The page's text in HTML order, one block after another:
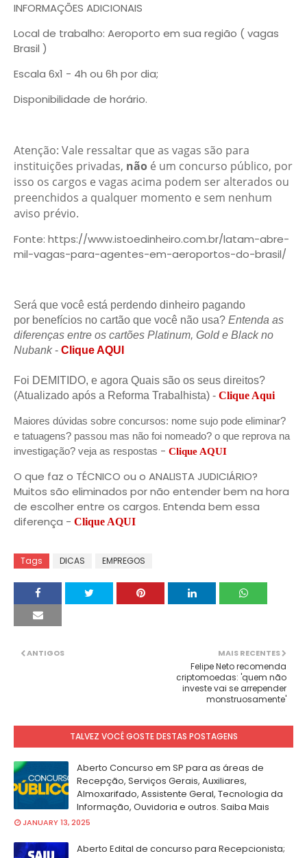
INFORMAÇÕES ADICIONAIS
Local de trabalho: Aeroporto em sua região ( vagas
Brasil )
Escala 6x1 - 4h ou 6h por dia;
Disponibilidade de horário.
Atenção: Vale ressaltar que as vagas são para
instituições privadas, não é um concurso público, por
isso os cargos e vagas acima podem ser alterados ou
preenchidos a qualquer momento e sem nenhum
aviso prévio.
Fonte: https://www.istoedinheiro.com.br/latam-abre-
mil-vagas-para-agentes-em-aeroportos-do-brasil/
Será que você está perdendo dinheiro pagando
por benefícios no cartão que você não usa? Entenda as
diferenças entre os cartões Platinum, Gold e Black no
Nubank- Clique AQUI
Foi DEMITIDO, e agora Quais são os seus direitos?
(Atualizado após a Reforma Trabalhista) - Clique Aqui
Maiores dúvidas sobre concursos: nome sujo pode eliminar?
e tatuagens? passou mas não foi nomeado? o que reprova na
investigação? veja as respostas - Clique AQUI
O que faz o TÉCNICO ou o ANALISTA JUDICIÁRIO?
Muitos são eliminados por não entender bem na hora
de escolher entre os cargos. Entenda bem essa
diferença - Clique AQUI
Tags DICAS EMPREGOS
MAIS RECENTES
Felipe Neto recomenda
criptomoedas: 'quem não
investe vai se arrepender
monstruosamente'
ANTIGOS
TALVEZ VOCÊ GOSTE DESTAS POSTAGENS
Aberto Concurso em SP para as áreas de
Recepção, Serviços Gerais, Auxiliares,
Almoxarifado, Assistente Geral, Tecnologia da
Informação, Ouvidoria e outros. Saiba Mais
JANUARY 13, 2025
Aberto Edital de concurso para Recepcionista;